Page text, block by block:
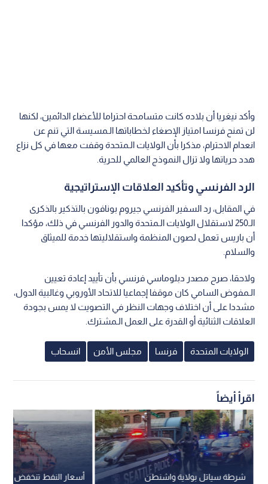
وأكد نيغريا أن بلاده كانت متسامحة احتراما للأعضاء الدائمين، لكنها
لن تمنح فرنسا امتياز الإصغاء لخطاباتها الـمسيسة التي تنم عن
انعدام الاحترام، مذكرا بأن الولايات الـمتحدة وقفت معها في كل نزاع
هدد حرياتها ولا تزال النموذج العالمي للحرية.
الرد الفرنسي وتأكيد العلاقات الإستراتيجية
في المقابل، رد السفير الفرنسي جيروم بونافون بالتذكير بالذكرى
الـ250 لاستقلال الولايات الـمتحدة والدور الفرنسي في ذلك، مؤكدا
أن باريس تعمل لصون المنظمة واستقلاليتها خدمة للميثاق
والسلام.
ولاحقا، صرح مصدر دبلوماسي فرنسي بأن تأييد إعادة تعيين
الـمفوض السامي كان موقفا إجماعيا للاتحاد الأوروبي وغالبية الدول،
مشددا على أن اختلاف وجهات النظر في التصويت لا يمس بجودة
العلاقات الثنائية أو القدرة على العمل الـمشترك.
الولايات المتحدة فرنسا مجلس الأمن انسحاب
اقرأ أيضاً
شرطة سياتل بولاية واشنطن